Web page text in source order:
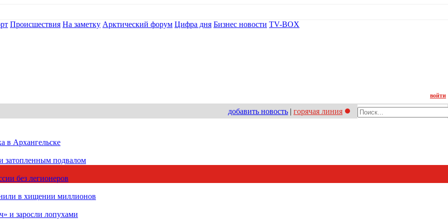
Происшествия На заметку Арктический форум Цифра дня Бизнес новости TV-BOX
войти
добавить новость | горячая линия
в Архангельске
затопленным подвалом
без легионеров
в хищении миллионов
и заросли лопухами